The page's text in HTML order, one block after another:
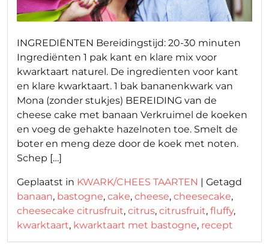
INGREDIËNTEN Bereidingstijd: 20-30 minuten
Ingrediënten 1 pak kant en klare mix voor
kwarktaart naturel. De ingredienten voor kant
en klare kwarktaart. 1 bak bananenkwark van
Mona (zonder stukjes) BEREIDING van de
cheese cake met banaan Verkruimel de koeken
en voeg de gehakte hazelnoten toe. Smelt de
boter en meng deze door de koek met noten.
Schep […]
Geplaatst in KWARK/CHEES TAARTEN | Getagd
banaan, bastogne, cake, cheese, cheesecake,
cheesecake citrusfruit, citrus, citrusfruit, fluffy,
kwarktaart, kwarktaart met bastogne, recept